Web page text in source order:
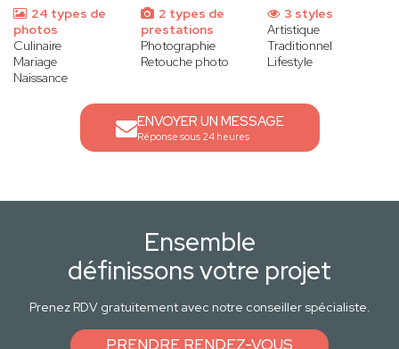
24 types de
photos
Culinaire
Mariage
Naissance
2 types de
prestations
Photographie
Retouche photo
3 styles
Artistique
Traditionnel
Lifestyle
ENVOYER UN MESSAGE
Réponse sous 24 heures
Ensemble
définissons votre projet
Prenez RDV gratuitement avec notre conseiller spécialiste.
PRENDRE RENDEZ-VOUS